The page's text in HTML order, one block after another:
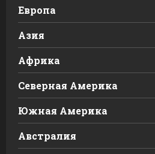
Европа
Азия
Африка
Северная Америка
Южная Америка
Австралия